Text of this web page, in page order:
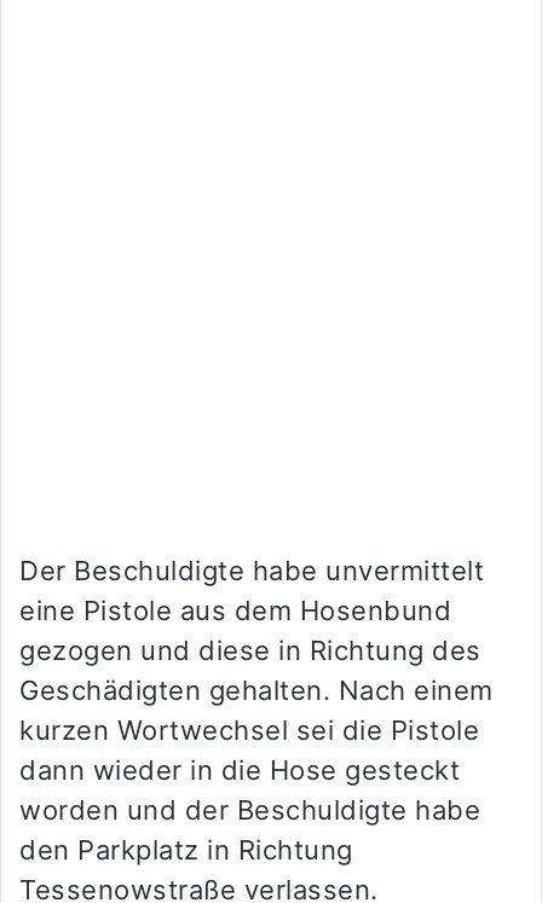
Der Beschuldigte habe unvermittelt
eine Pistole aus dem Hosenbund
gezogen und diese in Richtung des
Geschädigten gehalten. Nach einem
kurzen Wortwechsel sei die Pistole
dann wieder in die Hose gesteckt
worden und der Beschuldigte habe
den Parkplatz in Richtung
Tessenowstraße verlassen.